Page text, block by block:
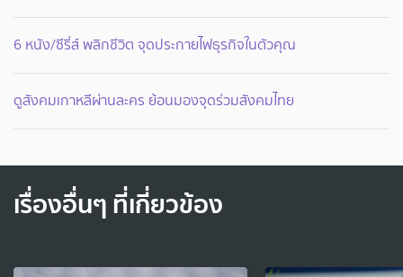
6 หนัง/ซีรี่ส์ พลิกชีวิต จุดประกายไฟธุรกิจในตัวคุณ
ดูสังคมเกาหลีผ่านละคร ย้อนมองจุดร่วมสังคมไทย
เรื่องอื่นๆ ที่เกี่ยวข้อง